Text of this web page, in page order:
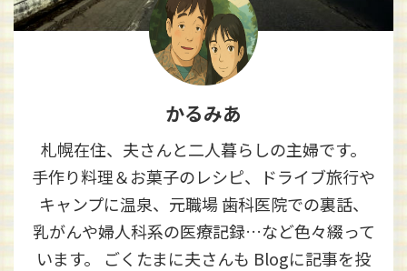
かるみあ
札幌在住、夫さんと二人暮らしの主婦です。
手作り料理＆お菓子のレシピ、ドライブ旅行や
キャンプに温泉、元職場 歯科医院での裏話、
乳がんや婦人科系の医療記録…など色々綴って
います。 ごくたまに夫さんも Blogに記事を投